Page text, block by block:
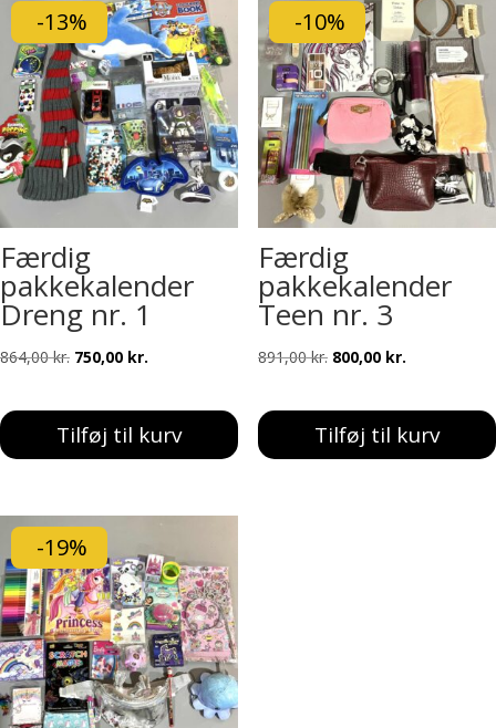
-13%
Færdig
pakkekalender
Dreng nr. 1
864,00kr. Den
pris
var:
750,00 kr.
pris
er:
Tilføj til kurv
-10%
Færdig
pakkekalender
Teen nr. 3
891,00kr. Den
pris
var:
800,00 kr.Den
pris
er:
Tilføj til kurv
-19%